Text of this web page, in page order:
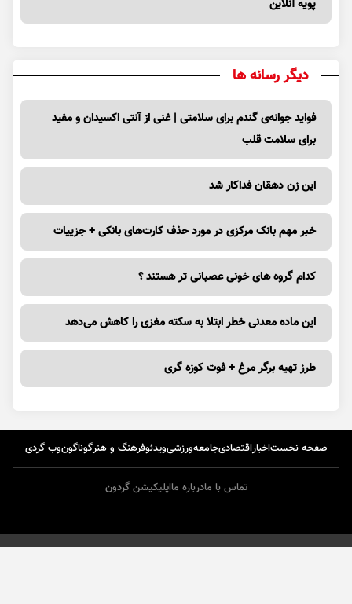
پویه آنلاین
دیگر رسانه ها
فواید جوانه‌ی گندم برای سلامتی | غنی از آنتی اکسیدان و مفید
برای سلامت قلب
این زن دهقان فداکار شد
خبر مهم بانک مرکزی در مورد حذف کارت‌های بانکی + جزییات
کدام گروه های خونی عصبانی تر هستند ؟
این ماده معدنی خطر ابتلا به سکته مغزی را کاهش می‌دهد
طرز تهیه برگر مرغ + فوت کوزه گری
صفحه نخستاخباراقتصادیجامعهورزشیویدئوفرهنگ و هنرگوناگونوب گردی
تماس با مادرباره مااپلیکیشن گردون